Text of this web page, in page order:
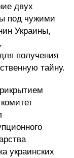
двух
под чужими
Украины,
получения
тайну.
украинских